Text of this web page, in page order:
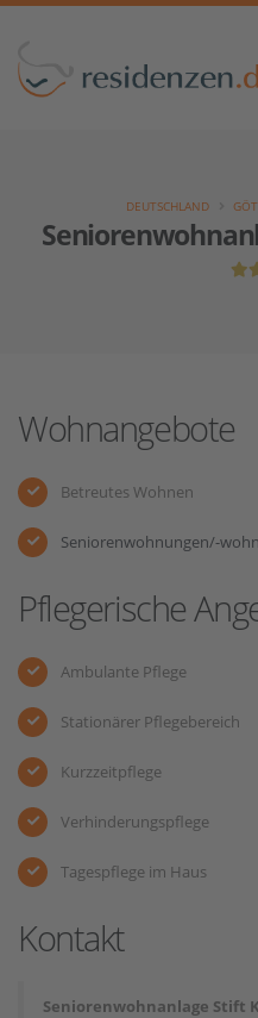
DEUTSCHLAND
Wohnangebote
Betreutes Wohnen
Seniorenwohnungen/-
Pflegerische
Ambulante Pflege
Stationärer Pflegebereich
Kurzzeitpflege
Verhinderungspflege
Tagespflege im Haus
Kontakt
Seniorenwohnanlage Stift